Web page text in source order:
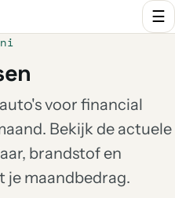
☰
voor financial
Bekijk de actuele
brandstof en
je maandbedrag.